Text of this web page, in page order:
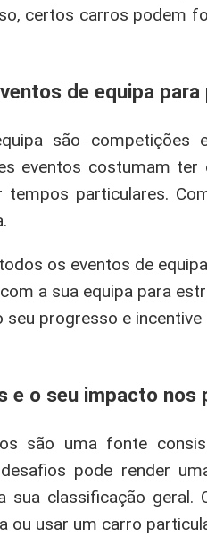
certos carros podem
de equipa
são competições
eventos costumam
tempos particulares.
os eventos de
a sua equipa para
seu progresso e
e o seu impacto nos
são uma fonte
pode render
sua classificação geral.
ou usar um carro